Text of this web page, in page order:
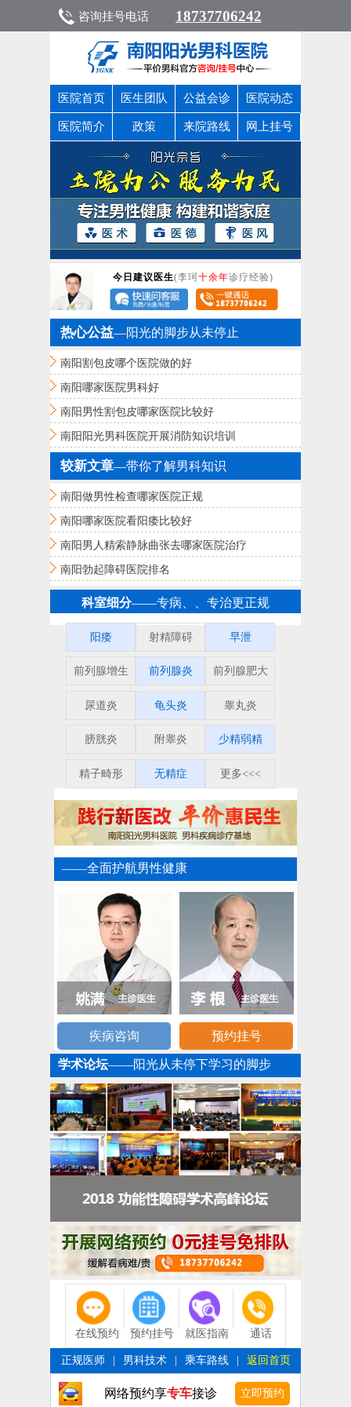
咨询挂号电话 18737706242
医院首页 医生团队 公益会诊 医院动态
医院简介 政策 来院路线 网上挂号
今日建议医生(李珂十余年诊疗经验)
热心公益—阳光的脚步从未停止
南阳割包皮哪个医院做的好
南阳哪家医院男科好
南阳男性割包皮哪家医院比较好
南阳阳光男科医院开展消防知识培训
较新文章—带你了解男科知识
南阳做男性检查哪家医院正规
南阳哪家医院看阳痿比较好
南阳男人精索静脉曲张去哪家医院治疗
南阳勃起障碍医院排名
科室细分——专病、、专治更正规
阳痿 射精障碍 早泄
前列腺增生 前列腺炎 前列腺肥大
尿道炎 龟头炎 睾丸炎
膀胱炎 附睾炎 少精弱精
精子畸形 无精症 更多<<<
——全面护航男性健康
疾病咨询 预约挂号
学术论坛——阳光从未停下学习的脚步
在线预约 预约挂号 就医指南 通话
正规医师 男科技术 乘车路线 返回首页
网络预约享专车接诊 立即预约